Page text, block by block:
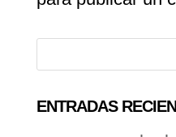
ENTRADAS